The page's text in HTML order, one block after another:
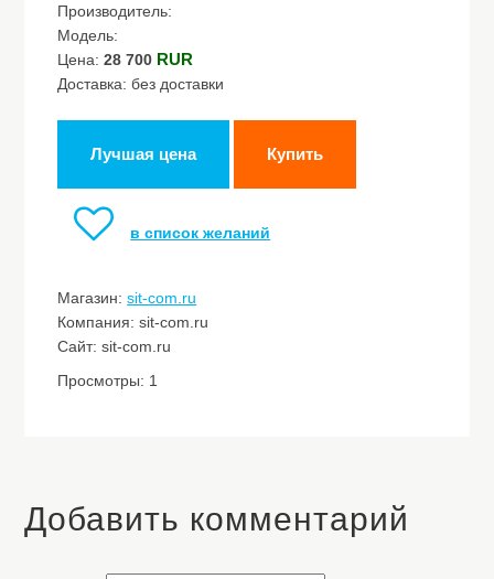
Производитель:
Модель:
Цена:28 700 RUR
Доставка: без доставки
Лучшая цена Купить
в список желаний
Магазин:sit-com.ru
Компания: sit-com.ru
Сайт: sit-com.ru
Просмотры: 1
Добавить комментарий